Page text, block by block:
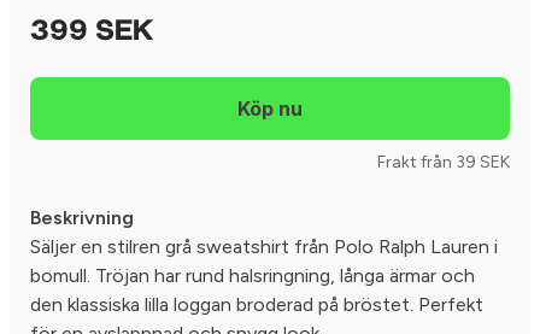
399 SEK
Frakt från 39 SEK
Beskrivning
Säljer en stilren grå sweatshirt från Polo Ralph Lauren i
bomull. Tröjan har rund halsringning, långa ärmar och
den klassiska lilla loggan broderad på bröstet. Perfekt